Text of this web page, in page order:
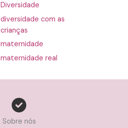
Diversidade
diversidade com as
crianças
maternidade
maternidade real
Sobre nós